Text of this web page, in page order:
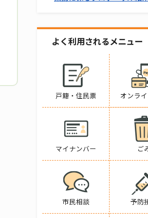
よく利用されるメニュー
戸籍・住民票 オンラ
マイナンバー ご
市民相談 予防